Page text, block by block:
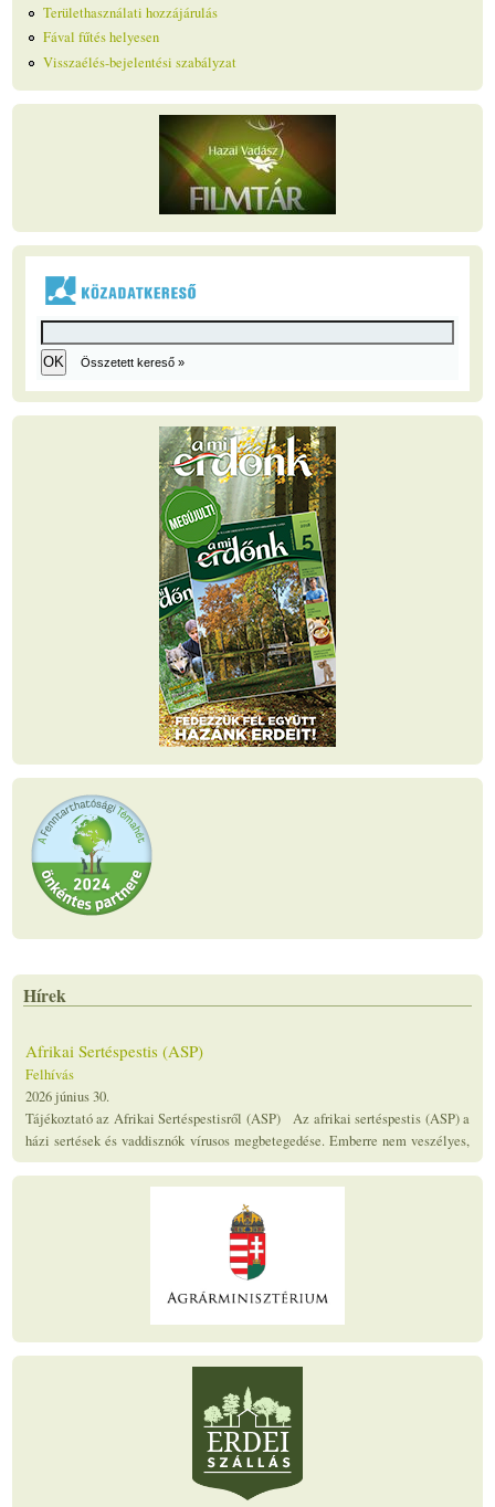
Területhasználati hozzájárulás
Fával fűtés helyesen
Visszaélés-bejelentési szabályzat
Összetett kereső »
Hírek
Felhívás
2026 június 30.
Tájékoztató az Afrikai Sertéspestisről (ASP) Az afrikai sertéspestis (ASP) a
házi sertések és vaddisznók vírusos megbetegedése. Emberre nem veszélyes,
de az ember is részt vesz a vírus...